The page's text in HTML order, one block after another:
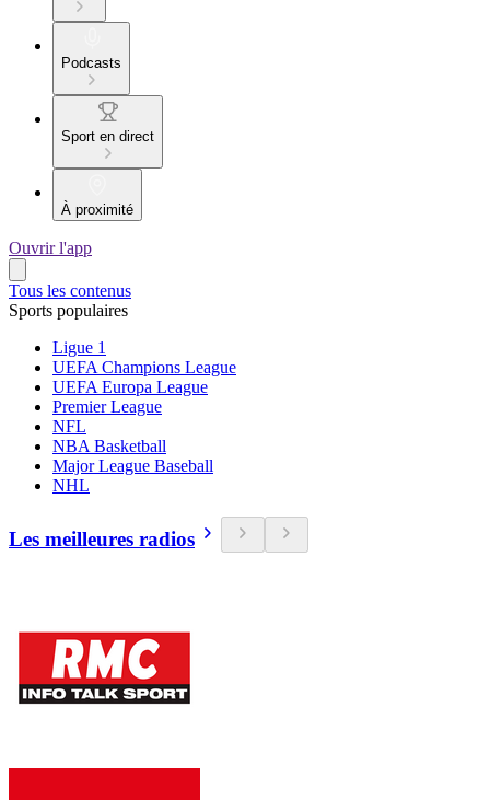
Podcasts
Sport en direct
À proximité
Ouvrir l'app
Tous les contenus
Sports populaires
Ligue 1
UEFA Champions League
UEFA Europa League
Premier League
NFL
NBA Basketball
Major League Baseball
NHL
Les meilleures radios